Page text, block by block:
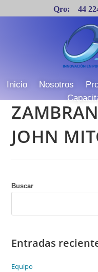
Líderes en
Qro: 44
Inicio Nosotros
JOHN
Buscar
Entradas
Equipo